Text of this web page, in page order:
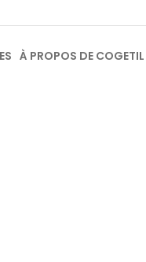
À PROPOS DE COGETIL